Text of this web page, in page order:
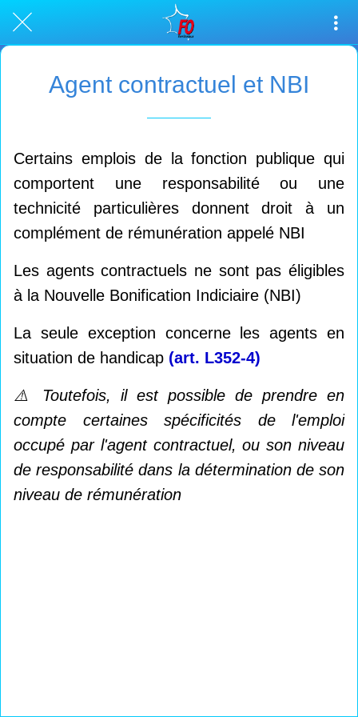
Agent contractuel et NBI
Certains emplois de la fonction publique qui
comportent une responsabilité ou une
technicité particulières donnent droit à un
complément de rémunération appelé NBI
Les agents contractuels ne sont pas éligibles
à la Nouvelle Bonification Indiciaire (NBI)
La seule exception concerne les agents en
situation de handicap (art. L352-4)
⚠️ Toutefois, il est possible de prendre en
compte certaines spécificités de l'emploi
occupé par l'agent contractuel, ou son niveau
de responsabilité dans la détermination de son
niveau de rémunération